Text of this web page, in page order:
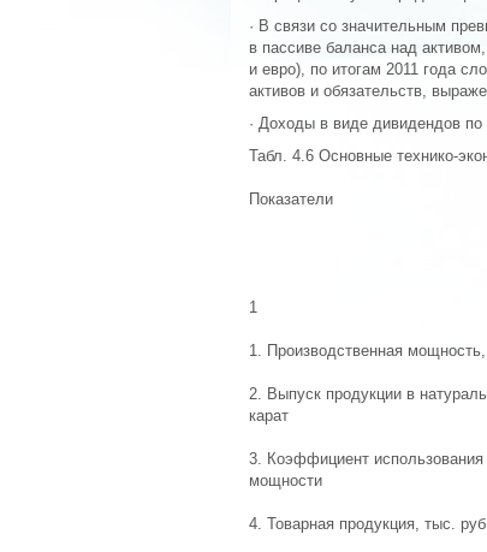
· В связи со значительным
в пассиве баланса над
и евро), по итогам 2011 года
активов и обязательств,
· Доходы в виде дивидендов
Табл. 4.6 Основные технико-
Показатели
1
1. Производственная мощность,
2. Выпуск продукции в
карат
3. Коэффициент использования
мощности
4. Товарная продукция, тыс.